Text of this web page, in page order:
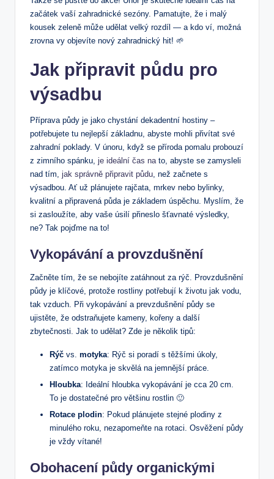
začátek vaší zahradnické sezóny. Pamatujte, že i malý
kousek zeleně může udělat velký rozdíl — a kdo ví, možná
zrovna vy objevíte nový zahradnický hit! 🌱
Jak připravit půdu pro
výsadbu
Příprava půdy je jako chystání dekadentní hostiny –
potřebujete tu nejlepší základnu, abyste mohli přivítat své
zahradní poklady. V únoru, když se příroda pomalu probouzí
z zimního spánku, je ideální čas na to, abyste se zamysleli
nad tím, jak správně připravit půdu , než začnete s
výsadbou. Ať už plánujete rajčata, mrkev nebo bylinky,
kvalitní a připravená půda je základem úspěchu. Myslím, že
si zasloužíte, aby vaše úsilí přineslo šťavnaté výsledky,
ne? Tak pojďme na to!
Vykopávání a provzdušnění
Začněte tím, že se nebojíte zatáhnout za rýč. Provzdušnění
půdy je klíčové, protože rostliny potřebují k životu jak vodu,
tak vzduch. Při vykopávání a prevzdušnění půdy se
ujistěte, že odstraňujete kameny, kořeny a další
zbytečnosti. Jak to udělat? Zde je několik tipů:
Rýč vs. motyka: Rýč si poradí s těžšími úkoly,
zatímco motyka je skvělá na jemnější práce.
Hloubka: Ideální hloubka vykopávání je cca 20 cm.
To je dostatečné pro většinu rostlin 🙂
Rotace plodin: Pokud plánujete stejné plodiny z
minulého roku, nezapomeňte na rotaci. Osvěžení půdy
je vždy vítané!
Obohacení půdy organickými